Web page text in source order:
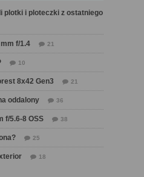
plotki i ploteczki z ostatniego
f/1.4 21
10
8x42 Gen3 21
oddalony 36
f/5.6-8 OSS 38
25
18